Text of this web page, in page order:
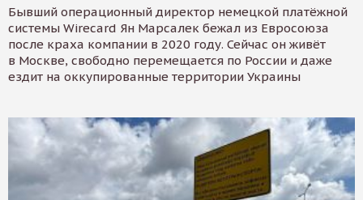
Бывший операционный директор немецкой платёжной
системы Wirecard Ян Марсалек бежал из Евросоюза
после краха компании в 2020 году. Сейчас он живёт
в Москве, свободно перемещается по России и даже
ездит на оккупированные территории Украины